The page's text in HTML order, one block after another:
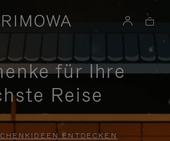
für Ihre
Reise
ENTDECKEN